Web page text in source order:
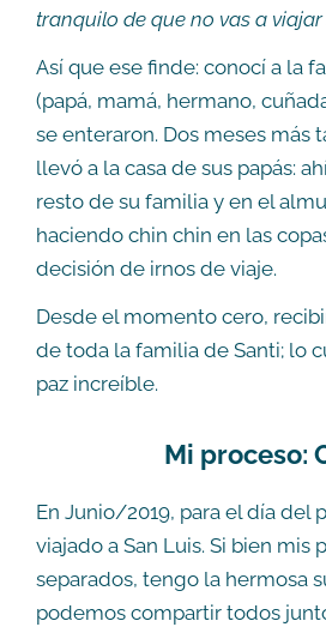
tranquilo de que no vas a viajar
Así que ese finde: conocí a la
(papá, mamá, hermano,
se enteraron. Dos meses más
llevó a la casa de sus papás:
resto de su familia y en el
haciendo chin chin en las
decisión de irnos de viaje.
Desde el momento cero,
de toda la familia de Santi; lo
paz increíble.
Mi proceso:
En Junio/2019, para el día del
viajado a San Luis. Si bien mis
separados, tengo la hermosa
podemos compartir todos